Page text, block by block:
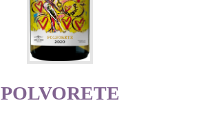
POLVORETE